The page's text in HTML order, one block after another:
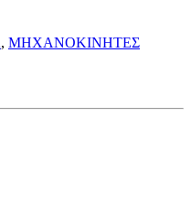
, ΜΗΧΑΝΟΚΙΝΗΤΕΣ